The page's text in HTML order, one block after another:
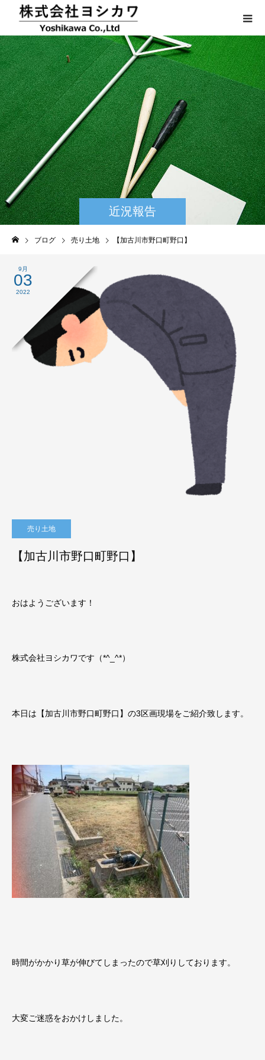
近況報告
ブログ 売り土地 【加古川市野口町野口】
9月
03
2022
売り土地
【加古川市野口町野口】
おはようございます！
株式会社ヨシカワです（*^_^*）
本日は【加古川市野口町野口】の3区画現場をご紹介致します。
時間がかかり草が伸びてしまったので草刈りしております。
大変ご迷惑をおかけしました。